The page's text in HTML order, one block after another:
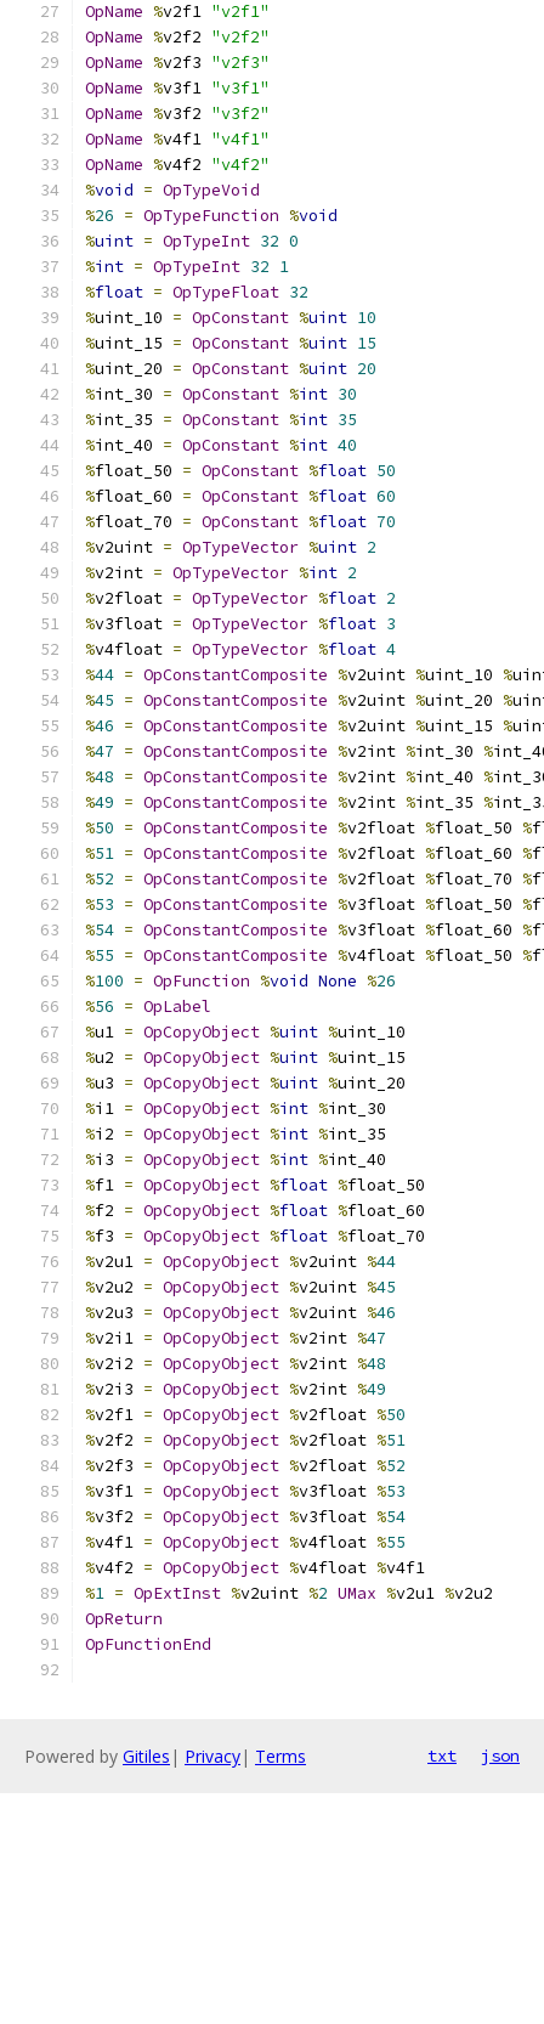
OpName %v2f1 "v2f1"
OpName %v2f2 "v2f2"
OpName %v2f3 "v2f3"
OpName %v3f1 "v3f1"
OpName %v3f2 "v3f2"
OpName %v4f1 "v4f1"
OpName %v4f2 "v4f2"
%void = OpTypeVoid
%26 = OpTypeFunction %void
%uint = OpTypeInt 32 0
%int = OpTypeInt 32 1
%float = OpTypeFloat 32
%uint_10 = OpConstant %uint 10
%uint_15 = OpConstant %uint 15
%uint_20 = OpConstant %uint 20
%int_30 = OpConstant %int 30
%int_35 = OpConstant %int 35
%int_40 = OpConstant %int 40
%float_50 = OpConstant %float 50
%float_60 = OpConstant %float 60
%float_70 = OpConstant %float 70
%v2uint = OpTypeVector %uint 2
%v2int = OpTypeVector %int 2
%v2float = OpTypeVector %float 2
%v3float = OpTypeVector %float 3
%v4float = OpTypeVector %float 4
%44 = OpConstantComposite %v2uint %uint_10 %
%45 = OpConstantComposite %v2uint %uint_20 %
%46 = OpConstantComposite %v2uint %uint_15 %
%47 = OpConstantComposite %v2int %int_30 %
%48 = OpConstantComposite %v2int %int_40 %
%49 = OpConstantComposite %v2int %int_35 %
%50 = OpConstantComposite %v2float %float_50 %
%51 = OpConstantComposite %v2float %float_60 %
%52 = OpConstantComposite %v2float %float_70 %
%53 = OpConstantComposite %v3float %float_50 %
%54 = OpConstantComposite %v3float %float_60 %
%55 = OpConstantComposite %v4float %float_50 %
%100 = OpFunction %void None %26
%56 = OpLabel
%u1 = OpCopyObject %uint %uint_10
%u2 = OpCopyObject %uint %uint_15
%u3 = OpCopyObject %uint %uint_20
%i1 = OpCopyObject %int %int_30
%i2 = OpCopyObject %int %int_35
%i3 = OpCopyObject %int %int_40
%f1 = OpCopyObject %float %float_50
%f2 = OpCopyObject %float %float_60
%f3 = OpCopyObject %float %float_70
%v2u1 = OpCopyObject %v2uint %44
%v2u2 = OpCopyObject %v2uint %45
%v2u3 = OpCopyObject %v2uint %46
%v2i1 = OpCopyObject %v2int %47
%v2i2 = OpCopyObject %v2int %48
%v2i3 = OpCopyObject %v2int %49
%v2f1 = OpCopyObject %v2float %50
%v2f2 = OpCopyObject %v2float %51
%v2f3 = OpCopyObject %v2float %52
%v3f1 = OpCopyObject %v3float %53
%v3f2 = OpCopyObject %v3float %54
%v4f1 = OpCopyObject %v4float %55
%v4f2 = OpCopyObject %v4float %v4f1
%1 = OpExtInst %v2uint %2 UMax %v2u1 %v2u2
OpReturn
OpFunctionEnd
Powered by Gitiles | Privacy| Terms txt json